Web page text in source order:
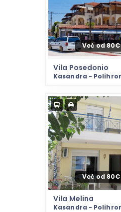
Već od 80€
Vila Posedonio
Kasandra -
Već od 80€
Vila Melina
Kasandra -